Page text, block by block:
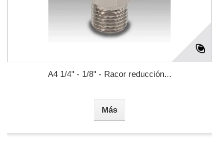
A4 1/4" - 1/8" - Racor reducción...
Más